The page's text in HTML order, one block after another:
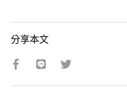
分享本文